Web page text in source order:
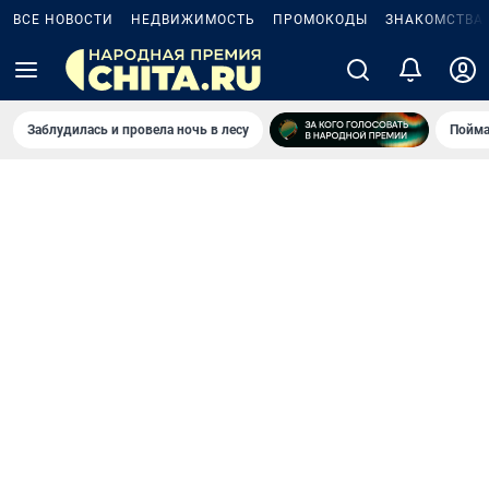
ВСЕ НОВОСТИ НЕДВИЖИМОСТЬ ПРОМОКОДЫ ЗНАКОМСТВА
Заблудилась и провела ночь в лесу